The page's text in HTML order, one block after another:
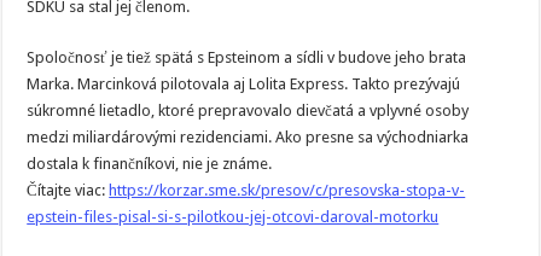
SDKÚ sa stal jej členom.
Spoločnosť je tiež spätá s Epsteinom a sídli v budove jeho brata
Marka. Marcinková pilotovala aj Lolita Express. Takto prezývajú
súkromné lietadlo, ktoré prepravovalo dievčatá a vplyvné osoby
medzi miliardárovými rezidenciami. Ako presne sa východniarka
dostala k finančníkovi, nie je známe.
Čítajte viac:https://korzar.sme.sk/presov/c/presovska-stopa-v-
epstein-files-pisal-si-s-pilotkou-jej-otcovi-daroval-motorku